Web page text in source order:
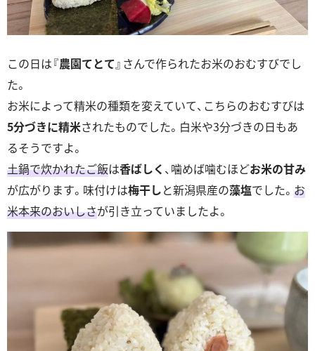
この日は『農園てとて』さんで作られたお米のおむすびでし
た。
お米によって精米の種類を変えていて、こちらのおむすびは
5分づきに精米されたものでした。白米や3分づきの日もあ
るそうですよ。
土鍋で炊かれたご飯は香ばしく 、噛めば噛むほどお米の甘み
が広がります。味付けは梅干しと新潟県産の藻塩でした。 お
米本来のおいしさが引き立っていましたよ。